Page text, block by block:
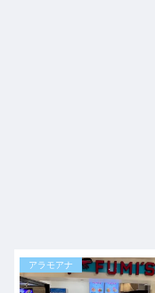
アラモアナ